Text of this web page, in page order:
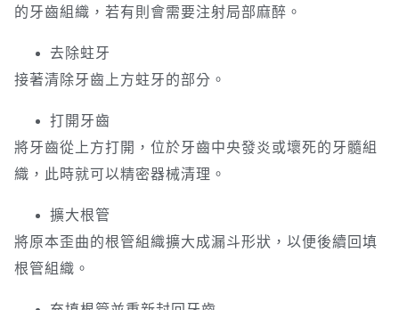
的牙齒組織，若有則會需要注射局部麻醉。
去除蛀牙
接著清除牙齒上方蛀牙的部分。
打開牙齒
將牙齒從上方打開，位於牙齒中央發炎或壞死的牙髓組
織，此時就可以精密器械清理。
擴大根管
將原本歪曲的根管組織擴大成漏斗形狀，以便後續回填
根管組織。